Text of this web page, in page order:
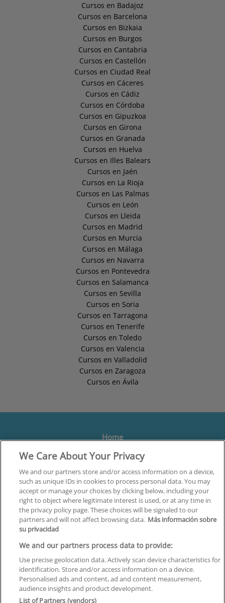
Cursos en Badajoz
Cursos en Barcelona
Cursos en Bizkaia
Cursos en Burgos
Cursos en Cantabria
Cursos en Castellón
Cursos en Ciudad Real
Cursos en Cáceres
Cursos en Cádiz
Cursos en Córdoba
Cursos en Gipuzkoa
Cursos en Girona
Cursos en Granada
Cursos en Huelva
Cursos en Illes Balears
Cursos en Jaén
Cursos en La Rioja
Cursos en Las Palmas
Cursos en León
Cursos en Lleida
Cursos en Madrid
Cursos en Murcia
Cursos en Málaga
Cursos en Navarra
Cursos en Pontevedra
Cursos en Salamanca
Cursos en Sevilla
Cursos en Soria
Cursos en Tarragona
Cursos en Tenerife
Cursos en Toledo
Cursos en Valencia
Cursos en Valladolid
Cursos en Zaragoza
Cursos en Ávila
Home
Formación
Centros
Orientación
Quiénes somos
Contacta
Aviso Legal
Política de Privacidad
Política de Cookies
Canal Ético
We Care About Your Privacy
We and our partners store and/or access information on a device,
such as unique IDs in cookies to process personal data. You may
accept or manage your choices by clicking below, including your
right to object where legitimate interest is used, or at any time in
the privacy policy page. These choices will be signaled to our
partners and will not affect browsing data. Más información sobre
su privacidad
We and our partners process data to provide:
Use precise geolocation data. Actively scan device characteristics for
identification. Store and/or access information on a device.
Personalised ads and content, ad and content measurement,
audience insights and product development.
List of Partners (vendors)